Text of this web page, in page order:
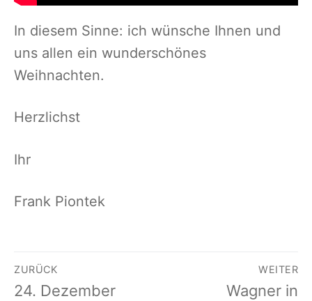
In diesem Sinne: ich wünsche Ihnen und
uns allen ein wunderschönes
Weihnachten.
Herzlichst
Ihr
Frank Piontek
Beitragsnavigation
ZURÜCK
Vorheriger
24. Dezember
WEITER
Nächster
Wagner in